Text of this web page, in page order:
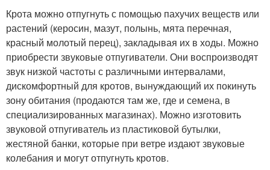
Крота можно отпугнуть с помощью пахучих веществ или
растений (керосин, мазут, полынь, мята перечная,
красный молотый перец), закладывая их в ходы. Можно
приобрести звуковые отпугиватели. Они воспроизводят
звук низкой частоты с различными интервалами,
дискомфортный для кротов, вынуждающий их покинуть
зону обитания (продаются там же, где и семена, в
специализированных магазинах). Можно изготовить
звуковой отпугиватель из пластиковой бутылки,
жестяной банки, которые при ветре издают звуковые
колебания и могут отпугнуть кротов.